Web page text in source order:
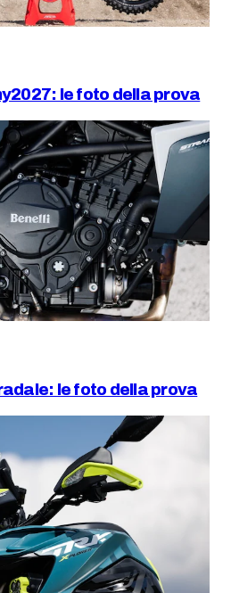
le foto della prova
le foto della prova